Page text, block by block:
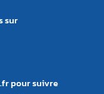
sur
pour suivre